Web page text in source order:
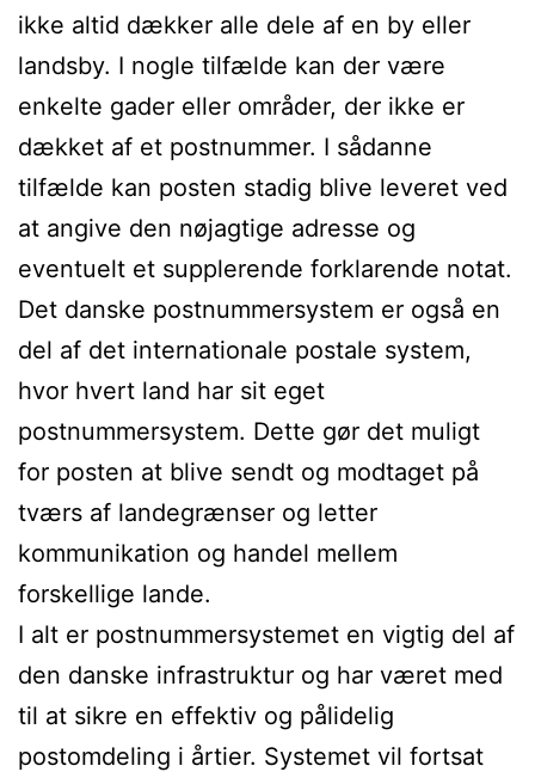
ikke altid dækker alle dele af en by eller
landsby. I nogle tilfælde kan der være
enkelte gader eller områder, der ikke er
dækket af et postnummer. I sådanne
tilfælde kan posten stadig blive leveret ved
at angive den nøjagtige adresse og
eventuelt et supplerende forklarende notat.
Det danske postnummersystem er også en
del af det internationale postale system,
hvor hvert land har sit eget
postnummersystem. Dette gør det muligt
for posten at blive sendt og modtaget på
tværs af landegrænser og letter
kommunikation og handel mellem
forskellige lande.
I alt er postnummersystemet en vigtig del af
den danske infrastruktur og har været med
til at sikre en effektiv og pålidelig
postomdeling i årtier. Systemet vil fortsat